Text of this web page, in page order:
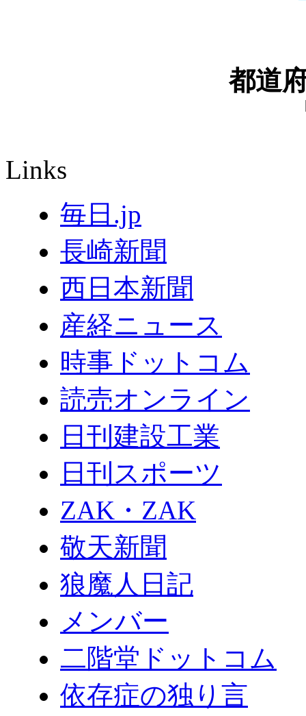
都道
Links
毎日.jp
長崎新聞
西日本新聞
産経ニュース
時事ドットコム
読売オンライン
日刊建設工業
日刊スポーツ
ZAK・ZAK
敬天新聞
狼魔人日記
メンバー
二階堂ドットコム
依存症の独り言